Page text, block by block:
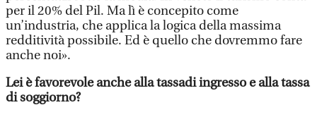
per il 20% del Pil. Ma lì è concepito come
un’industria, che applica la logica della massima
redditività possibile. Ed è quello che dovremmo fare
anche noi».
Lei è favorevole anche alla tassadi ingresso e alla tassa
di soggiorno?